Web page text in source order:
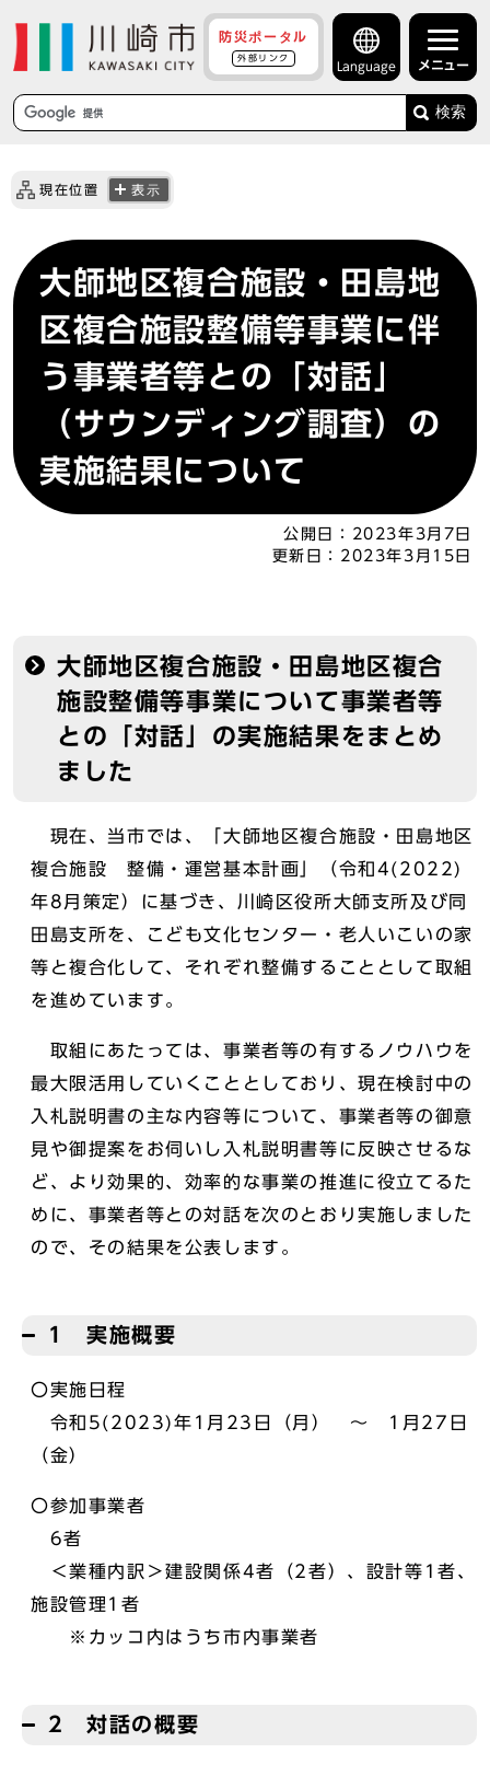
防災ポータル
外部リンク
Language メニュー
検索
現在位置 表示
大師地区複合施設・田島地
区複合施設整備等事業に伴
う事業者等との「対話」
（サウンディング調査）の
実施結果について
公開日：
2023年3月7日
更新日： 2023年3月15日
大師地区複合施設・田島地区複合
施設整備等事業について事業者等
との「対話」の実施結果をまとめ
ました
現在、当市では、「大師地区複合施設・田島地区
複合施設 整備・運営基本計画」（令和4(2022)
年8月策定）に基づき、川崎区役所大師支所及び同
田島支所を、こども文化センター・老人いこいの家
等と複合化して、それぞれ整備することとして取組
を進めています。
取組にあたっては、事業者等の有するノウハウを
最大限活用していくこととしており、現在検討中の
入札説明書の主な内容等について、事業者等の御意
見や御提案をお伺いし入札説明書等に反映させるな
ど、より効果的、効率的な事業の推進に役立てるた
めに、事業者等との対話を次のとおり実施しました
ので、その結果を公表します。
1 実施概要
〇実施日程
令和5(2023)年1月23日（月） ～ 1月27日
（金）
〇参加事業者
6者
＜業種内訳＞建設関係4者（2者）、設計等1者、
施設管理1者
※カッコ内はうち市内事業者
2 対話の概要